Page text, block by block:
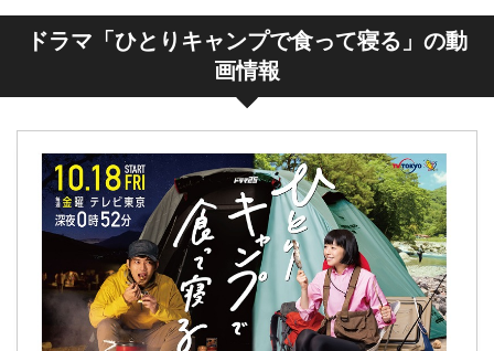
ドラマ「ひとりキャンプで食って寝る」の動
画情報